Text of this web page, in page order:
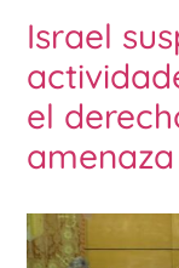
Israel
el